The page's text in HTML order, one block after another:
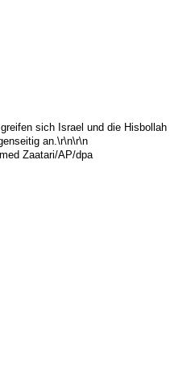
sich Israel und die Hisbollah
an.\r\n\r\n
Zaatari/AP/dpa